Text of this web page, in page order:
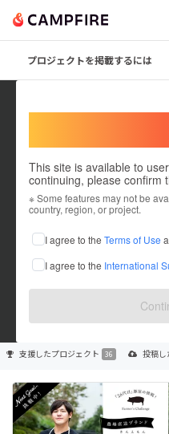
プロジェクトを掲載するには
This site is available to
continuing, please confirm
※ Some features may not be
country, region, or project.
I agree to the Terms of Use
I agree to the International
これまでに36回支援して5件
在住国：日本 現在地：東京都
出身国：日本 出身地：宮崎県
支援したプロジェクト 36 投稿し